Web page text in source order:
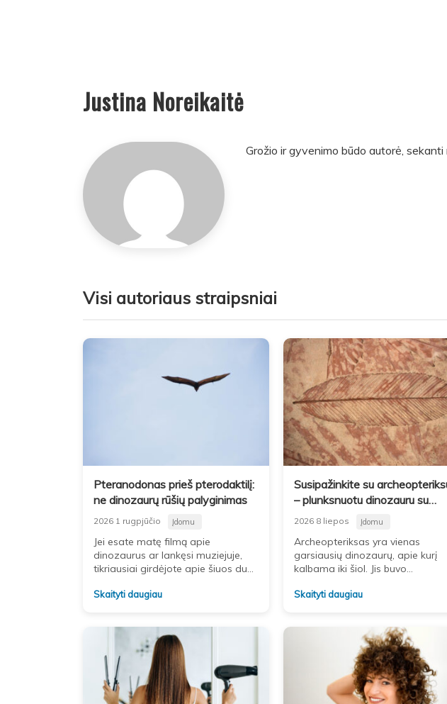
Justina Noreikaitė
Grožio ir gyvenimo būdo autorė,
Visi autoriaus straipsniai
Pteranodonas prieš pterodaktilį:
ne dinozaurų rūšių palyginimas
2026 1 rugpjūčio Įdomu
Jei esate matę filmą apie
dinozaurus ar lankęsi muziejuje,
tikriausiai girdėjote apie šiuos du
pavadinimai dažnai maišomi,
Skaityti daugiau
Susipažinkite su
– plunksnuotu dinozauru su
sparnais ir dantimis
2026 8 liepos Įdomu
Archeopteriksas yra vienas
garsiausių dinozaurų, apie kurį
kalbama iki šiol. Jis buvo
dantis. Būtent šis keistas derinys
Skaityti daugiau